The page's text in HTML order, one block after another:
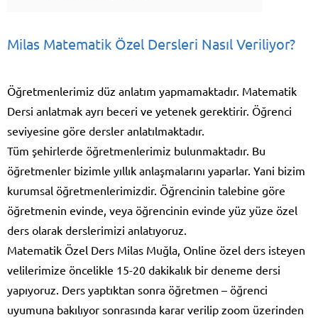
Milas Matematik Özel Dersleri Nasıl Veriliyor?
Öğretmenlerimiz düz anlatım yapmamaktadır. Matematik
Dersi anlatmak ayrı beceri ve yetenek gerektirir. Öğrenci
seviyesine göre dersler anlatılmaktadır.
Tüm şehirlerde öğretmenlerimiz bulunmaktadır. Bu
öğretmenler bizimle yıllık anlaşmalarını yaparlar. Yani bizim
kurumsal öğretmenlerimizdir. Öğrencinin talebine göre
öğretmenin evinde, veya öğrencinin evinde yüz yüze özel
ders olarak derslerimizi anlatıyoruz.
Matematik Özel Ders Milas Muğla, Online özel ders isteyen
velilerimize öncelikle 15-20 dakikalık bir deneme dersi
yapıyoruz. Ders yaptıktan sonra öğretmen – öğrenci
uyumuna bakılıyor sonrasında karar verilip zoom üzerinden